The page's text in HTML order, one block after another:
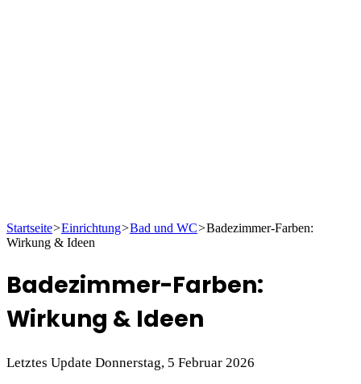
Startseite>Einrichtung>Bad und WC>Badezimmer-Farben:
Wirkung & Ideen
Badezimmer-Farben:
Wirkung & Ideen
Letztes Update Donnerstag, 5 Februar 2026